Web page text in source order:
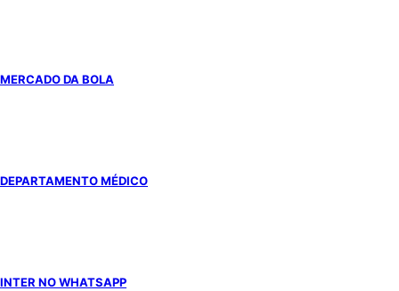
MERCADO DA BOLA
DEPARTAMENTO MÉDICO
INTER NO WHATSAPP